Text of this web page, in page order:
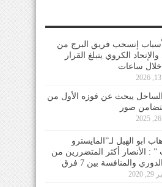
إنسحب فريق البرج من
والإتحاد الكروي يتبلغ القرار
ساعات
يبحث عن فوزه الأول من
صور
ابو الهيل لـ”المايسترو
: الأنصار أكثر المتضررين من
والمنافسة بين 7 فرق